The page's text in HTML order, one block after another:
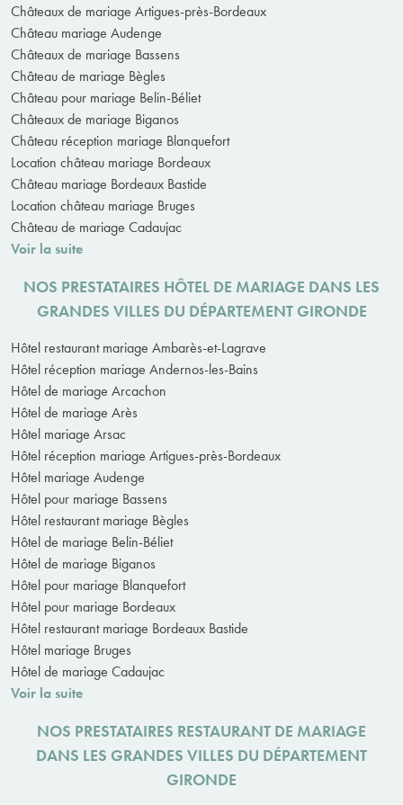
Châteaux de mariage Artigues-près-Bordeaux
Château mariage Audenge
Châteaux de mariage Bassens
Château de mariage Bègles
Château pour mariage Belin-Béliet
Châteaux de mariage Biganos
Château réception mariage Blanquefort
Location château mariage Bordeaux
Château mariage Bordeaux Bastide
Location château mariage Bruges
Château de mariage Cadaujac
Voir la suite
NOS PRESTATAIRES HÔTEL DE MARIAGE DANS LES
GRANDES VILLES DU DÉPARTEMENT GIRONDE
Hôtel restaurant mariage Ambarès-et-Lagrave
Hôtel réception mariage Andernos-les-Bains
Hôtel de mariage Arcachon
Hôtel de mariage Arès
Hôtel mariage Arsac
Hôtel réception mariage Artigues-près-Bordeaux
Hôtel mariage Audenge
Hôtel pour mariage Bassens
Hôtel restaurant mariage Bègles
Hôtel de mariage Belin-Béliet
Hôtel de mariage Biganos
Hôtel pour mariage Blanquefort
Hôtel pour mariage Bordeaux
Hôtel restaurant mariage Bordeaux Bastide
Hôtel mariage Bruges
Hôtel de mariage Cadaujac
Voir la suite
NOS PRESTATAIRES RESTAURANT DE MARIAGE
DANS LES GRANDES VILLES DU DÉPARTEMENT
GIRONDE